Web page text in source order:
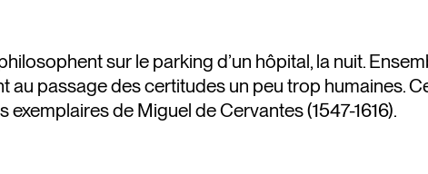
sur le parking d’un hôpital, la nuit.
au passage des certitudes un peu trop humaines.
de Miguel de Cervantes (1547-1616).